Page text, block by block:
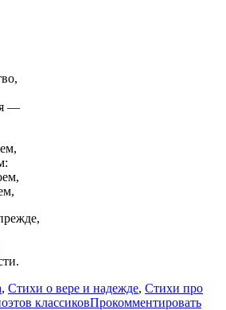
—
, Стихи о вере и надежде, Стихи про
классиковПрокомментировать